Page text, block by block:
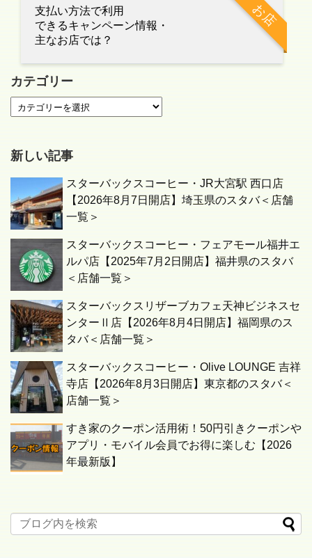
お店
支払い方法で利用
できるキャンペーン情報・
主なお店では？
カテゴリー
新しい記事
スターバックスコーヒー・JR大宮駅 西口店
【2026年8月7日開店】埼玉県のスタバ＜店舗
一覧＞
スターバックスコーヒー・フェアモール福井エ
ルパ店【2025年7月2日開店】福井県のスタバ
＜店舗一覧＞
スターバックスリザーブカフェ天神ビジネスセ
ンターⅡ店【2026年8月4日開店】福岡県のス
タバ＜店舗一覧＞
スターバックスコーヒー・Olive LOUNGE 吉祥
寺店【2026年8月3日開店】東京都のスタバ＜
店舗一覧＞
すき家のクーポン活用術！50円引きクーポンや
アプリ・モバイル会員でお得に楽しむ【2026
年最新版】